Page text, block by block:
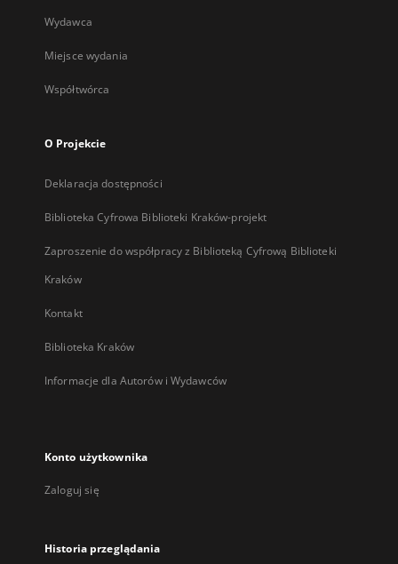
Wydawca
Miejsce wydania
Współtwórca
O Projekcie
Deklaracja dostępności
Biblioteka Cyfrowa Biblioteki Kraków-projekt
Zaproszenie do współpracy z Biblioteką Cyfrową Biblioteki
Kraków
Kontakt
Biblioteka Kraków
Informacje dla Autorów i Wydawców
Konto użytkownika
Zaloguj się
Historia przeglądania